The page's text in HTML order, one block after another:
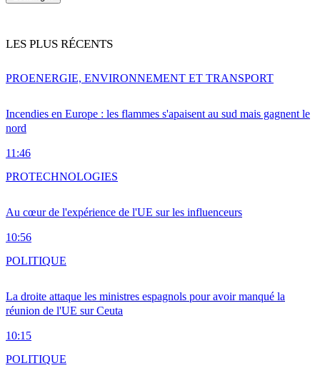
LES PLUS RÉCENTS
Incendies en Europe : les flammes s'apaisent au sud mais gagnent le
nord
11:46
PROENERGIE, ENVIRONNEMENT ET TRANSPORT
Au cœur de l'expérience de l'UE sur les influenceurs
10:56
PROTECHNOLOGIES
La droite attaque les ministres espagnols pour avoir manqué la
réunion de l'UE sur Ceuta
10:15
POLITIQUE
POLITIQUE